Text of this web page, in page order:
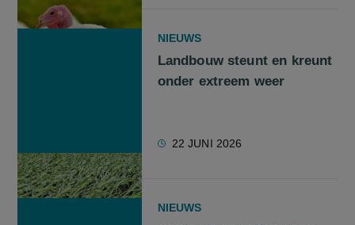
NIEUWS
Landbouw steunt en kreunt
onder extreem weer
22 JUNI 2026
NIEUWS